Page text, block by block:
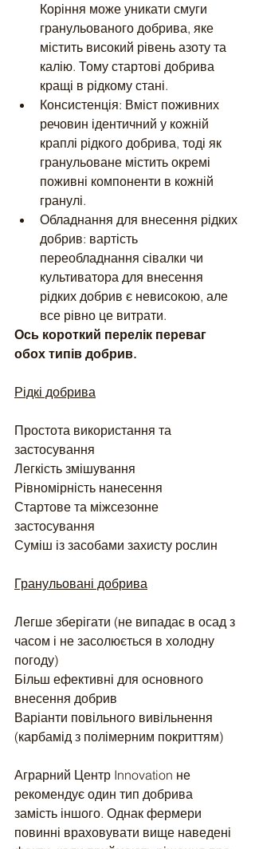
Коріння може уникати смуги
гранульованого добрива, яке
містить високий рівень азоту та
калію. Тому стартові добрива
кращі в рідкому стані.
Консистенція: Вміст поживних
речовин ідентичний у кожній
краплі рідкого добрива, тоді як
гранульоване містить окремі
поживні компоненти в кожній
гранулі.
Обладнання для внесення рідких
добрив: вартість
переобладнання сівалки чи
культиватора для внесення
рідких добрив є невисокою, але
все рівно це витрати.
Ось короткий перелік переваг
обох типів добрив.
Рідкі добрива
Простота використання та
застосування
Легкість змішування
Рівномірність нанесення
Стартове та міжсезонне
застосування
Суміш із засобами захисту рослин
Гранульовані добрива
Легше зберігати (не випадає в осад з
часом і не засолюється в холодну
погоду)
Більш ефективні для основного
внесення добрив
Варіанти повільного вивільнення
(карбамід з полімерним покриттям)
Аграрний Центр Innovation не
рекомендує один тип добрива
замість іншого. Однак фермери
повинні враховувати вище наведені